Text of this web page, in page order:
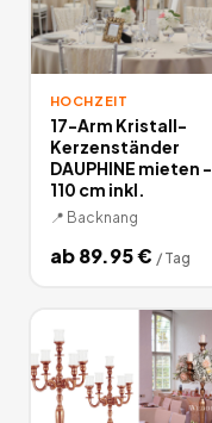
HOCHZEIT
17-Arm Kristall-
Kerzenständer
DAUPHINE mieten -
110 cm inkl.
📍 Backnang
ab89.95€ / Tag